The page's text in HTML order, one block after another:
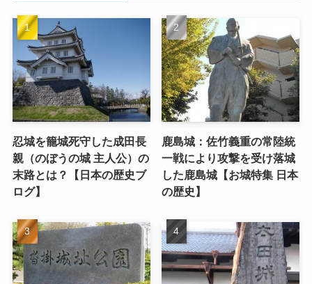
忍城を籠城死守した成田長
親（のぼうの城 主人公）の
末路とは？【日本の歴史ブ
ログ】
鹿島城：佐竹義重の常陸統
一戦により攻撃を受け落城
した鹿島城【お城特集 日本
の歴史】